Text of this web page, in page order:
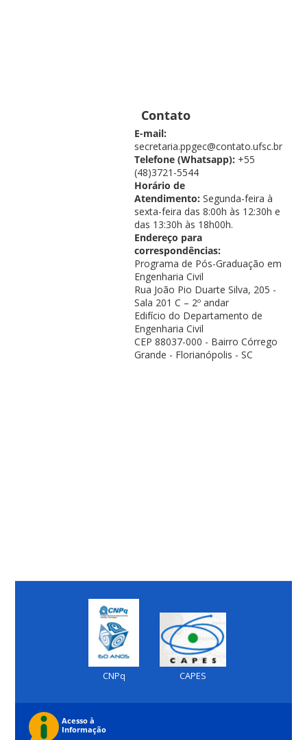
Contato
E-mail:
secretaria.ppgec@contato.ufsc.br
Telefone (Whatsapp): +55
(48)3721-5544
Horário de
Atendimento: Segunda-feira à
sexta-feira das 8:00h às 12:30h e
das 13:30h às 18h00h.
Endereço para
correspondências:
Programa de Pós-Graduação em
Engenharia Civil
Rua João Pio Duarte Silva, 205 -
Sala 201 C – 2º andar
Edifício do Departamento de
Engenharia Civil
CEP 88037-000 - Bairro Córrego
Grande - Florianópolis - SC
CNPq CAPES